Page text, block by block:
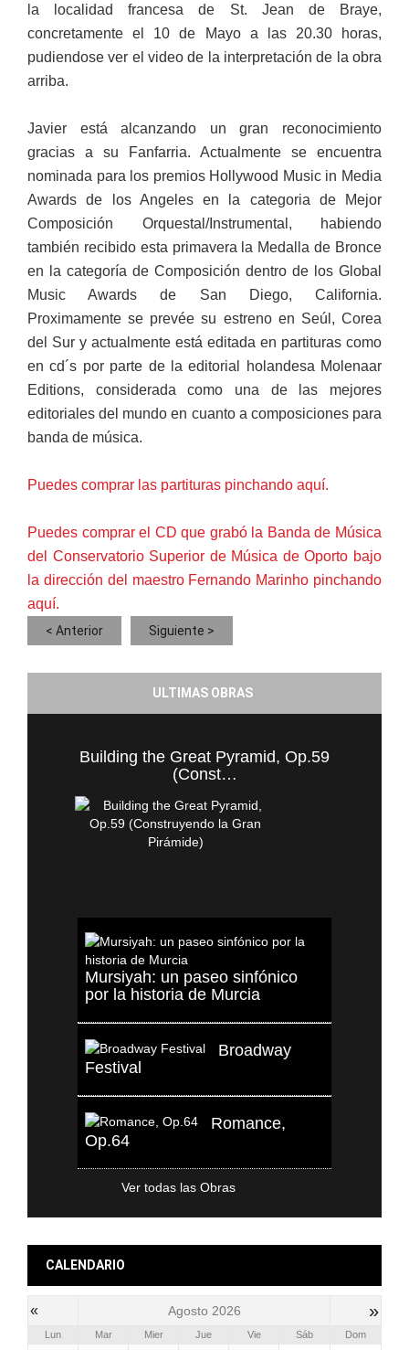
la localidad francesa de St. Jean de Braye,
concretamente el 10 de Mayo a las 20.30 horas,
pudiendose ver el video de la interpretación de la obra
arriba.
Javier está alcanzando un gran reconocimiento
gracias a su Fanfarria. Actualmente se encuentra
nominada para los premios Hollywood Music in Media
Awards de los Angeles en la categoria de Mejor
Composición Orquestal/Instrumental, habiendo
también recibido esta primavera la Medalla de Bronce
en la categoría de Composición dentro de los Global
Music Awards de San Diego, California.
Proximamente se prevée su estreno en Seúl, Corea
del Sur y actualmente está editada en partituras como
en cd´s por parte de la editorial holandesa Molenaar
Editions, considerada como una de las mejores
editoriales del mundo en cuanto a composiciones para
banda de música.
Puedes comprar las partituras pinchando aquí.
Puedes comprar el CD que grabó la Banda de Música
del Conservatorio Superior de Música de Oporto bajo
la dirección del maestro Fernando Marinho pinchando
aquí.
< Anterior Siguiente >
ULTIMAS OBRAS
Building the Great Pyramid, Op.59
(Const…
Mursiyah: un paseo sinfónico
por la historia de Murcia
Broadway
Festival
Romance,
Op.64
Ver todas las Obras
CALENDARIO
« Agosto 2026 »
Lun Mar Mier Jue Vie Sáb Dom